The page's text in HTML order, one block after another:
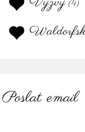
(4)
Poslat email